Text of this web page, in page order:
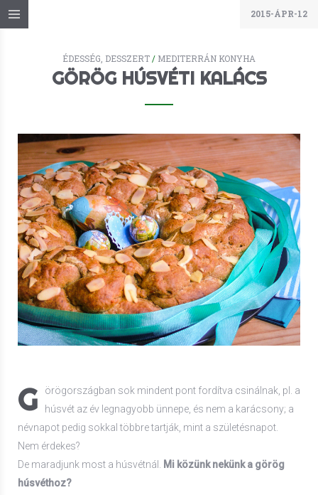
2015-ÁPR-12
ÉDESSÉG, DESSZERT / MEDITERRÁN KONYHA
GÖRÖG HÚSVÉTI KALÁCS
G
örögországban sok mindent pont fordítva csinálnak, pl. a
húsvét az év legnagyobb ünnepe, és nem a karácsony; a
névnapot pedig sokkal többre tartják, mint a születésnapot.
Nem érdekes?
De maradjunk most a húsvétnál. Mi közünk nekünk a görög
húsvéthoz?